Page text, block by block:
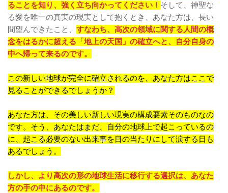
ることを知り、強く立ち向かってください！ そして、神聖な
る愛を唯一の真実の現実として抱くとき、あなた方は、長い
間望んできたこと、 すなわち、高次の領域に関する人間の概
念をはるかに超える「地上の天国」の確立へと、自分自身の
中へ帰って来るのです。
この新しい地球が完全に確立されるのを、あなた方はここで
見ることができるでしょうか？
あなた方は、その美しい新しい現実の構成要素そのものなの
です。そう、あなたはまだ、自分の地球上で起こっているの
に、起こる必要のない出来事を目の当たりにして涙する日も
あるでしょう。
しかし、より高次の形の地球生活に移行する選択は、あなた
方の手の中にあるのです。